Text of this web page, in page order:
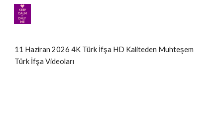
Skip to main content
11 Haziran 2026 4K Türk İfşa HD Kaliteden Muhteşem
Türk İfşa Videoları